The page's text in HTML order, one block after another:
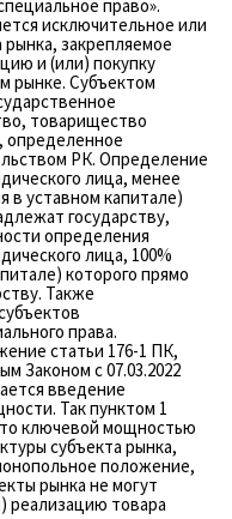
право».
исключительное или
закрепляемое
и (или) покупку
рынке. Субъектом
товарищество
определенное
РК. Определение
лица, менее
в уставном капитале)
государству,
определения
лица, 100%
которого прямо
Также
права.
статьи ­176-1 ПК,
Законом с 07.03.2022
введение
Так пунктом 1
ключевой мощностью
субъекта рынка,
положение,
рынка не могут
реализацию товара